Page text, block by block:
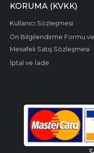
KORUMA (KVKK)
Kullanıcı Sözleşmesi
Ön Bilgilendirme Formu ve
Mesafeli Satış Sözleşmesi
İptal ve İade